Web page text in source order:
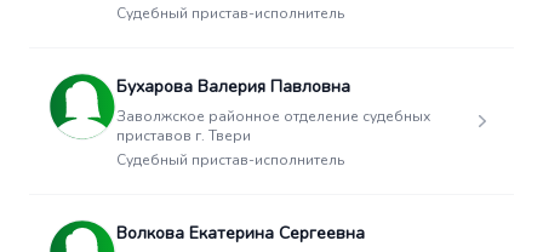
Судебный пристав-исполнитель
Бухарова Валерия Павловна
Заволжское районное отделение судебных
приставов г. Твери
Судебный пристав-исполнитель
Волкова Екатерина Сергеевна